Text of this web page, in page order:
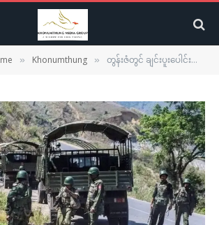
» Khonumthung » တွန်းဇံတွင် ချင်းပူးပေါင်းတပ်ဖွဲ့များ အခိုင်အမာရှိနေပြီး၊ စစ်ဘေးရှောင်ရန်မလိုကြောင်း CDF-Tonzang ပြော